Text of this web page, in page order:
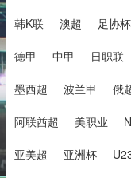
韩K联 澳超 足协杯
德甲 中甲 日职联
墨西超 波兰甲 俄
阿联酋超 美职业
亚美超 亚洲杯